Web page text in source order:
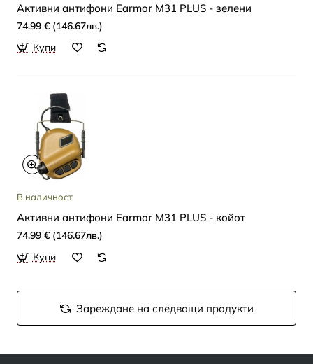
Активни антифони Earmor M31 PLUS - зелени
74.99 € (146.67лв.)
Купи
В наличност
Активни антифони Earmor M31 PLUS - койот
74.99 € (146.67лв.)
Купи
Зареждане на следващи продукти